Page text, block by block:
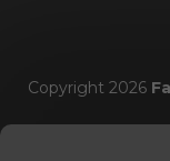
Copyright 2026